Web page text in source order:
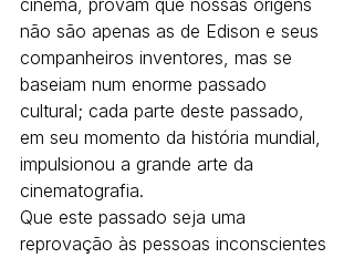
cinema, provam que nossas origens
não são apenas as de Edison e seus
companheiros inventores, mas se
baseiam num enorme passado
cultural; cada parte deste passado,
em seu momento da história mundial,
impulsionou a grande arte da
cinematografia.
Que este passado seja uma
reprovação às pessoas inconscientes